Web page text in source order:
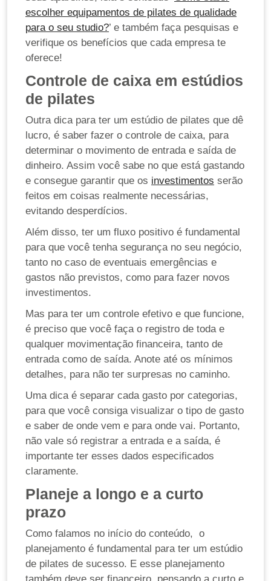
escolher equipamentos de pilates de qualidade
para o seu studio?’ e também faça pesquisas e
verifique os benefícios que cada empresa te
oferece!
Controle de caixa em estúdios
de pilates
Outra dica para ter um estúdio de pilates que dê
lucro, é saber fazer o controle de caixa, para
determinar o movimento de entrada e saída de
dinheiro. Assim você sabe no que está gastando
e consegue garantir que os investimentos serão
feitos em coisas realmente necessárias,
evitando desperdícios.
Além disso, ter um fluxo positivo é fundamental
para que você tenha segurança no seu negócio,
tanto no caso de eventuais emergências e
gastos não previstos, como para fazer novos
investimentos.
Mas para ter um controle efetivo e que funcione,
é preciso que você faça o registro de toda e
qualquer movimentação financeira, tanto de
entrada como de saída. Anote até os mínimos
detalhes, para não ter surpresas no caminho.
Uma dica é separar cada gasto por categorias,
para que você consiga visualizar o tipo de gasto
e saber de onde vem e para onde vai. Portanto,
não vale só registrar a entrada e a saída, é
importante ter esses dados especificados
claramente.
Planeje a longo e a curto
prazo
Como falamos no início do conteúdo, o
planejamento é fundamental para ter um estúdio
de pilates de sucesso. E esse planejamento